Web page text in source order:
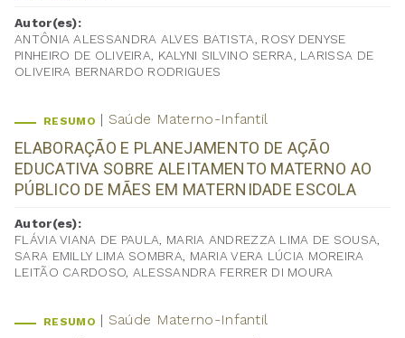
Autor(es):
ANTÔNIA ALESSANDRA ALVES BATISTA, ROSY DENYSE
PINHEIRO DE OLIVEIRA, KALYNI SILVINO SERRA, LARISSA DE
OLIVEIRA BERNARDO RODRIGUES
RESUMO Saúde Materno-Infantil
ELABORAÇÃO E PLANEJAMENTO DE AÇÃO
EDUCATIVA SOBRE ALEITAMENTO MATERNO AO
PÚBLICO DE MÃES EM MATERNIDADE ESCOLA
Autor(es):
FLÁVIA VIANA DE PAULA, MARIA ANDREZZA LIMA DE SOUSA,
SARA EMILLY LIMA SOMBRA, MARIA VERA LÚCIA MOREIRA
LEITÃO CARDOSO, ALESSANDRA FERRER DI MOURA
RESUMO Saúde Materno-Infantil